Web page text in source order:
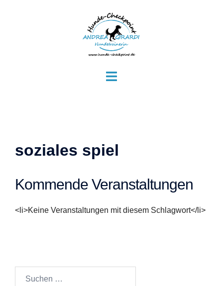
Menü
soziales spiel
Kommende Veranstaltungen
<li>Keine Veranstaltungen mit diesem Schlagwort</li>